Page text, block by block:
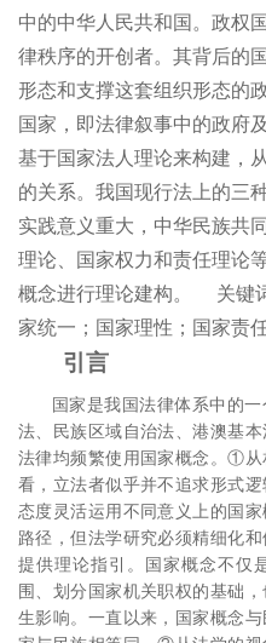
中的中华人民共和国。政权
律秩序的开创者。其背后的
形态和支撑这套组织形态的
国家，即法律叙事中的政府
基于国家法人理论来构建，
的关系。我国现行法上的三
实践意义重大，中华民族共
理论、国家权力和责任理论
概念进行理论建构。
关键
家统一；国家理性；国家责
引言
国家是我国法律体系中的
法、民族区域自治法、港澳基
法律均频繁使用国家概念。①
看，立法者似乎并不追求形式
态度灵活运用不同意义上的国
路径，但法学研究必须精细化
提供理论指引。国家概念不仅
围、划分国家机关职权的基础，
生影响。一直以来，国家概念